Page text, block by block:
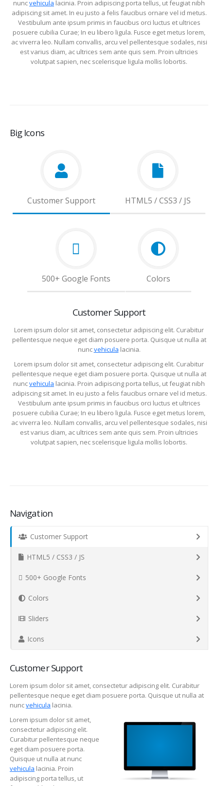
nuncvehicula lacinia. Proin adipiscing porta tellus, ut feugiat nibh
adipiscing sit amet. In eu justo a felis faucibus ornare vel id metus.
Vestibulum ante ipsum primis in faucibus orci luctus et ultrices
posuere cubilia Curae; In eu libero ligula. Fusce eget metus lorem,
ac viverra leo. Nullam convallis, arcu vel pellentesque sodales, nisi
est varius diam, ac ultrices sem ante quis sem. Proin ultricies
volutpat sapien, nec scelerisque ligula mollis lobortis.
Big Icons
Customer Support HTML5 / CSS3 / JS
500+ Google Fonts Colors
Customer Support
Lorem ipsum dolor sit amet, consectetur adipiscing elit. Curabitur
pellentesque neque eget diam posuere porta. Quisque ut nulla at
nuncvehicula lacinia.
Lorem ipsum dolor sit amet, consectetur adipiscing elit. Curabitur
pellentesque neque eget diam posuere porta. Quisque ut nulla at
nuncvehicula lacinia. Proin adipiscing porta tellus, ut feugiat nibh
adipiscing sit amet. In eu justo a felis faucibus ornare vel id metus.
Vestibulum ante ipsum primis in faucibus orci luctus et ultrices
posuere cubilia Curae; In eu libero ligula. Fusce eget metus lorem,
ac viverra leo. Nullam convallis, arcu vel pellentesque sodales, nisi
est varius diam, ac ultrices sem ante quis sem. Proin ultricies
volutpat sapien, nec scelerisque ligula mollis lobortis.
Navigation
Customer Support
HTML5 / CSS3 / JS
500+ Google Fonts
Colors
Sliders
Icons
Customer Support
Lorem ipsum dolor sit amet, consectetur adipiscing elit. Curabitur
pellentesque neque eget diam posuere porta. Quisque ut nulla at
nuncvehicula lacinia.
Lorem ipsum dolor sit amet,
consectetur adipiscing elit.
Curabitur pellentesque neque
eget diam posuere porta.
Quisque ut nulla at nunc
vehicula lacinia. Proin
adipiscing porta tellus, ut